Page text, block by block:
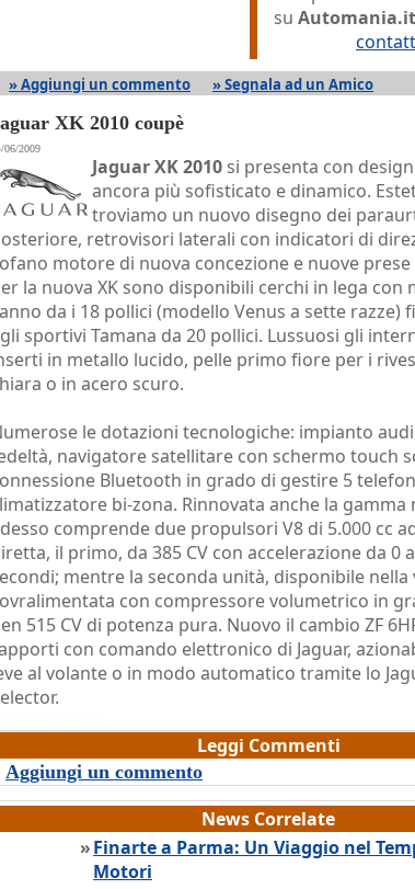
su Automania.it
» Aggiungi un commento » Segnala ad un Amico
XK 2010 coupè
06/2009
Jaguar XK 2010 si presenta con
ancora più sofisticato e dinamico.
troviamo un nuovo disegno dei
retrovisori laterali con indicatori di
motore di nuova concezione e nuove
la nuova XK sono disponibili cerchi in lega con
da i 18 pollici (modello Venus a sette razze)
sportivi Tamana da 20 pollici. Lussuosi gli
in metallo lucido, pelle primo fiore per i
o in acero scuro.
le dotazioni tecnologiche: impianto
navigatore satellitare con schermo touch
Bluetooth in grado di gestire 5
bi-zona. Rinnovata anche la
comprende due propulsori V8 di 5.000 cc
il primo, da 385 CV con accelerazione da 0
mentre la seconda unità, disponibile nella
con compressore volumetrico in
515 CV di potenza pura. Nuovo il cambio ZF
con comando elettronico di Jaguar,
al volante o in modo automatico tramite lo
Leggi Commenti
Aggiungi un commento
News Correlate
»Finarte a Parma: Un Viaggio nel
Motori